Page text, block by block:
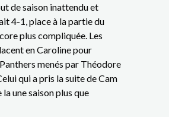
de saison inattendu et
4-1, place à la partie du
plus compliquée. Les
en Caroline pour
menés par Théodore
qui a pris la suite de Cam
une saison plus que